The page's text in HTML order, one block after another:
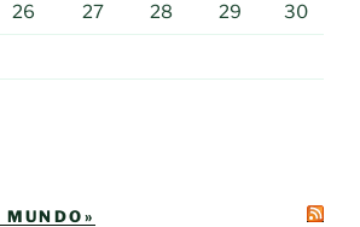
26 27 28 29 30